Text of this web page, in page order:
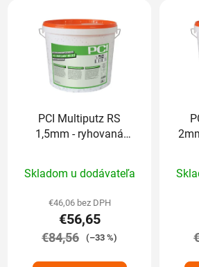
PCI Multiputz RS
1,5mm - ryhovaná
hodnotenie
produktu
je
5,0
Skladom u dodávateľa
€46,06 bez DPH
€56,65
€84,56 (–33 %)